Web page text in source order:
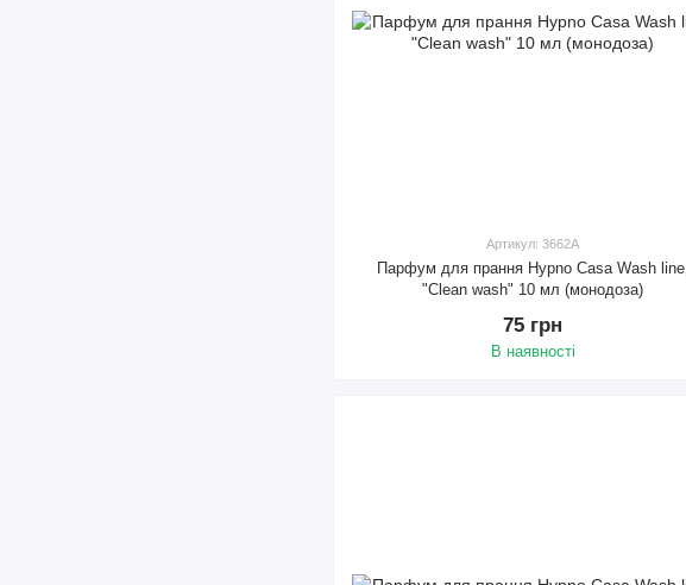
Артикул: 3662A
Парфум для прання Hypno Casa Wash line,
"Clean wash" 10 мл (монодоза)
75 грн
В наявності